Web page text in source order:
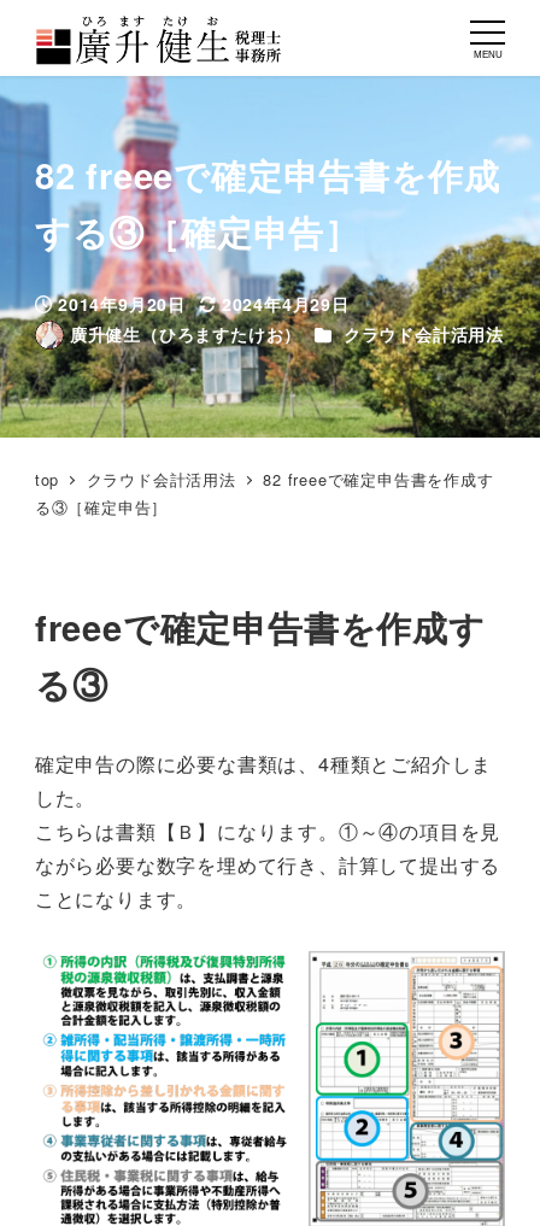
MENU
82 freeeで確定申告書を作成
する③［確定申告］
投稿日
2014年9月20日
更新日
2024年4月29日
著
者
廣升健生（ひろますたけお） カテゴリー
クラウド会計活用法
top クラウド会計活用法
82 freeeで確定申告書を作成す
る③［確定申告］
freeeで確定申告書を作成す
る③
確定申告の際に必要な書類は、4種類とご紹介しま
した。
こちらは書類【Ｂ】になります。①～④の項目を見
ながら必要な数字を埋めて行き、計算して提出する
ことになります。